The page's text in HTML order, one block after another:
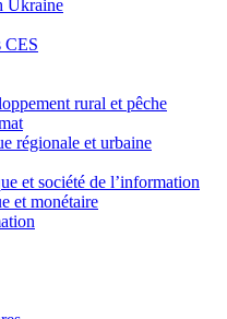
Ukraine
CES
rural et pêche
régionale et urbaine
et société de l’information
et monétaire